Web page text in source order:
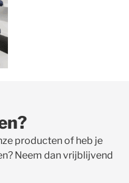
producten of heb je
Neem dan vrijblijvend